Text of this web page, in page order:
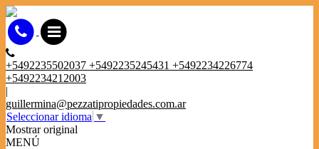
+5492235502037 +5492235245431 +5492234226774
+5492234212003
|
guillermina@pezzatipropiedades.com.ar
Seleccionar idioma ▼
Mostrar original
MENÚ